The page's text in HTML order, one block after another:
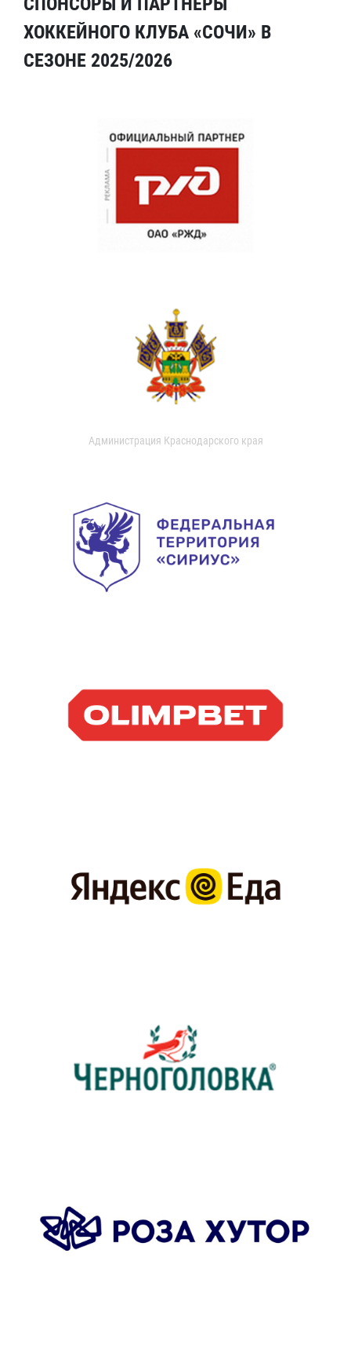
ХОККЕЙНОГО КЛУБА «СОЧИ» В
СЕЗОНЕ 2025/2026
Администрация Краснодарского края